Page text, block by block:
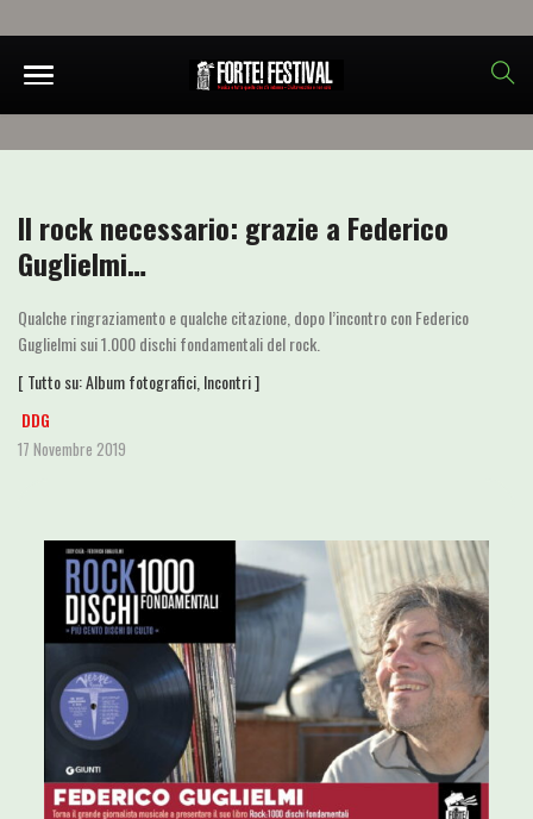
Il rock necessario: grazie a Federico
Guglielmi…
Qualche ringraziamento e qualche citazione, dopo l’incontro con Federico
Guglielmi sui 1.000 dischi fondamentali del rock.
[ Tutto su:Album fotografici Incontri]
DDG
17 Novembre 2019